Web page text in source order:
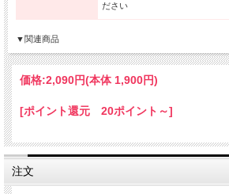
ださい
▼関連商品
価格:2,090円(本体 1,900円)
[ポイント還元 20ポイント～]
注文